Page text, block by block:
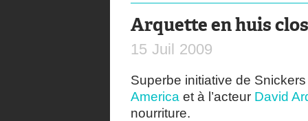
Arquette en huis clos
15 Juil 2009
Superbe initiative de
America et à l’acteur David
nourriture.